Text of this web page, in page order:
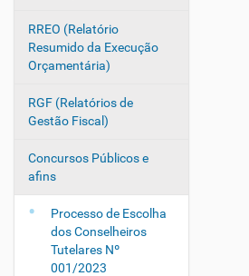
RREO (Relatório
Resumido da Execução
Orçamentária)
RGF (Relatórios de
Gestão Fiscal)
Concursos Públicos e
afins
Processo de Escolha
dos Conselheiros
Tutelares Nº
001/2023